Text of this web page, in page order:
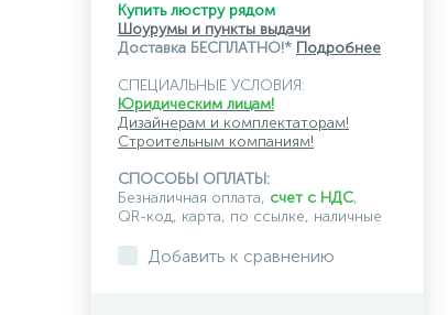
Купить люстру рядом
Шоурумы и пункты выдачи
Доставка БЕСПЛАТНО!* Подробнее
СПЕЦИАЛЬНЫЕ УСЛОВИЯ:
Юридическим лицам!
Дизайнерам и комплектаторам!
Строительным компаниям!
СПОСОБЫ ОПЛАТЫ:
Безналичная оплата, счет с НДС,
QR-код, карта, по ссылке, наличные
Добавить к сравнению